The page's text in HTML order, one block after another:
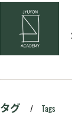
タグ Tags